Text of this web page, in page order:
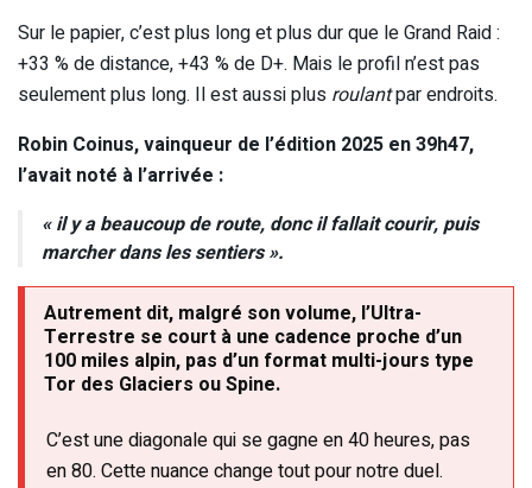
Sur le papier, c’est plus long et plus dur que le Grand Raid :
+33 % de distance, +43 % de D+. Mais le profil n’est pas
seulement plus long. Il est aussi plus roulantpar endroits.
Robin Coinus, vainqueur de l’édition 2025 en 39h47,
l’avait noté à l’arrivée :
« il y a beaucoup de route, donc il fallait courir, puis
marcher dans les sentiers ».
Autrement dit, malgré son volume, l’Ultra-
Terrestre se court à une cadence proche d’un
100 miles alpin, pas d’un format multi-jours type
Tor des Glaciers ou Spine.
C’est une diagonale qui se gagne en 40 heures, pas
en 80. Cette nuance change tout pour notre duel.